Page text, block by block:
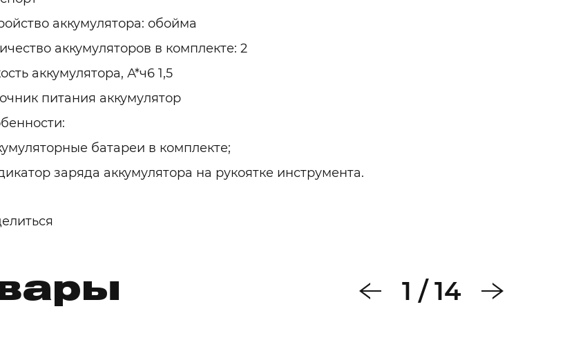
аккумулятора: обойма
аккумуляторов в комплекте: 2
аккумулятора, А*ч6 1,5
питания аккумулятор
батареи в комплекте;
заряда аккумулятора на рукоятке инструмента.
1 / 14